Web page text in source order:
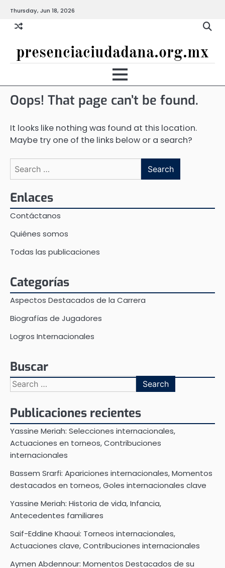
content
Thursday, Jun 18, 2026
presenciaciudadana.org.mx
Oops! That page can’t be found.
It looks like nothing was found at this location.
Maybe try one of the links below or a search?
Search
for:
Enlaces
Contáctanos
Quiénes somos
Todas las publicaciones
Categorías
Aspectos Destacados de la Carrera
Biografías de Jugadores
Logros Internacionales
Buscar
Search
for:
Publicaciones recientes
Yassine Meriah: Selecciones internacionales,
Actuaciones en torneos, Contribuciones
internacionales
Bassem Srarfi: Apariciones internacionales, Momentos
destacados en torneos, Goles internacionales clave
Yassine Meriah: Historia de vida, Infancia,
Antecedentes familiares
Saif-Eddine Khaoui: Torneos internacionales,
Actuaciones clave, Contribuciones internacionales
Aymen Abdennour: Momentos Destacados de su